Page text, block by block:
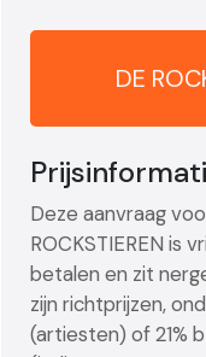
DE
Deze aanvraag
ROCKSTIEREN is
betalen en zit
zijn richtprijzen,
(artiesten) of 21%